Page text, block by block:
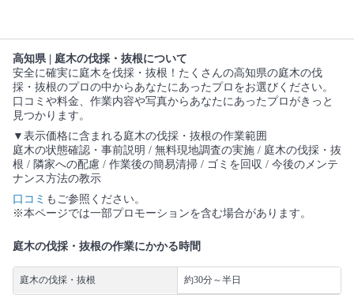
高知県 | 庭木の伐採・抜根について
安全に確実に庭木を伐採・抜根！たくさんの高知県の庭木の伐
採・抜根のプロの中からあなたにあったプロをお選びください。
口コミや料金、作業内容や写真からあなたにあったプロがきっと
見つかります。
▼表示価格に含まれる庭木の伐採・抜根の作業範囲
庭木の状態確認・事前説明 / 無料現地調査の実施 / 庭木の伐採・抜
根 / 隣家への配慮 / 作業後の簡易清掃 / ゴミを回収 / 今後のメンテ
ナンス方法の教示
口コミ もご参照ください。
※本ページでは一部プロモーションを含む場合があります。
庭木の伐採・抜根の作業にかかる時間
庭木の伐採・抜根 約30分～半日